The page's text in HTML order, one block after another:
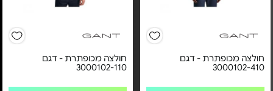
חולצה מכופתרת - דגם
3000102-410
חולצה מכופתרת - דגם
3000102-110